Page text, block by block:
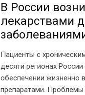
В России
лекарствами
Пациенты с
десяти регионах
обеспечении жизненно
препаратами.